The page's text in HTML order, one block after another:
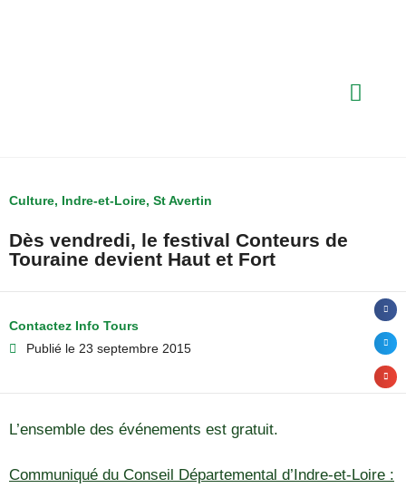
Culture, Indre-et-Loire, St Avertin
Dès vendredi, le festival Conteurs de
Touraine devient Haut et Fort
Contactez Info Tours
Publié le 23 septembre 2015
L’ensemble des événements est gratuit.
Communiqué du Conseil Départemental d’Indre-et-Loire :